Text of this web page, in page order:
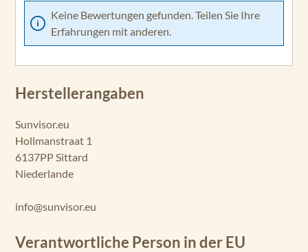
Keine Bewertungen gefunden. Teilen Sie Ihre
Erfahrungen mit anderen.
Herstellerangaben
Sunvisor.eu
Hollmanstraat 1
6137PP Sittard
Niederlande
info@sunvisor.eu
Verantwortliche Person in der EU